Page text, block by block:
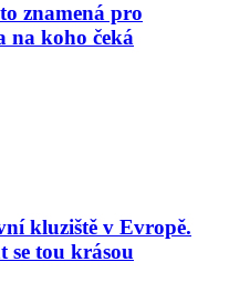
znamená pro
na koho čeká
kluziště v Evropě.
se tou krásou